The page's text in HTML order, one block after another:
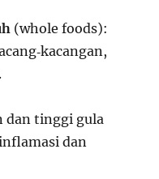
(whole foods):
dan tinggi gula
dan